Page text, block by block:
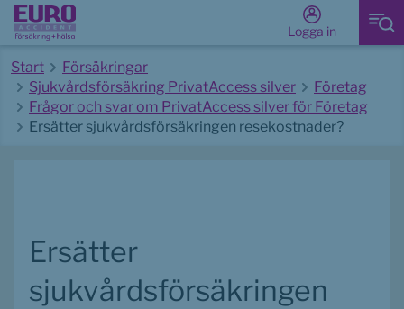
Logga in
Start
Försäkringar
Sjukvårdsförsäkring PrivatAccess silver
Företag
Frågor och svar om PrivatAccess silver för Företag
Ersätter sjukvårdsförsäkringen resekostnader?
Ersätter
sjukvårdsförsäkringen